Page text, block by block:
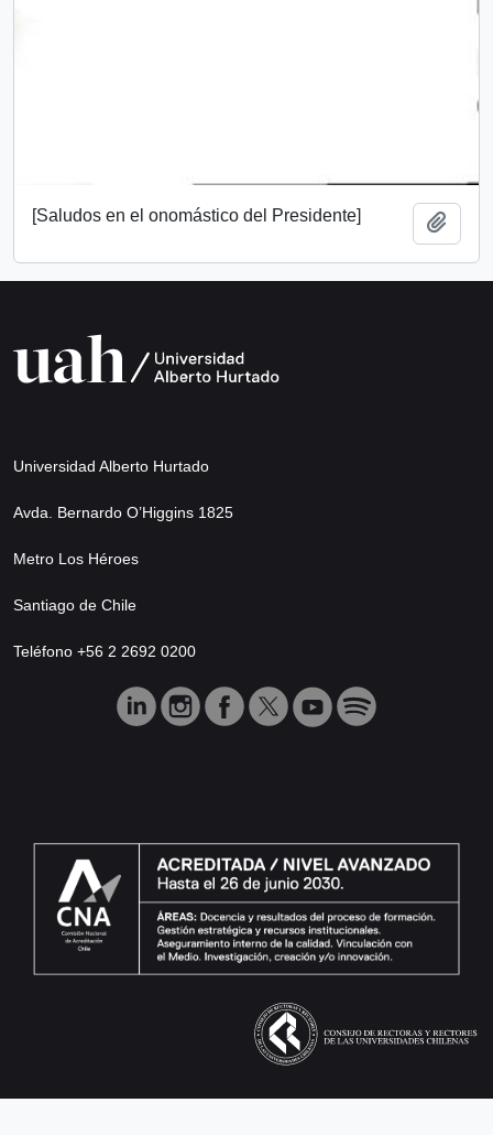
[Saludos en el onomástico del Presidente]
Universidad Alberto Hurtado
Avda. Bernardo O’Higgins 1825
Metro Los Héroes
Santiago de Chile
Teléfono +56 2 2692 0200